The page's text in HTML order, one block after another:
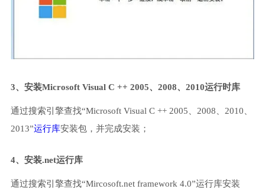
3、安装Microsoft Visual C ++ 2005、2008、2010运行时库
通过搜索引擎查找“Microsoft Visual C ++ 2005、2008、2010、
2013”运行库安装包，并完成安装；
4、安装.net运行库
通过搜索引擎查找“Mircosoft.net framework 4.0”运行库安装